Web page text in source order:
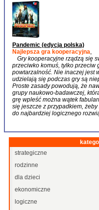
Pandemic (edycja polska)
Najlepsza gra kooperacyjna,
Gry kooperacyjne rządzą się
przeciwko komuś, tylko przeciw
powtarzalność. Nie inaczej jest
udzielają się podczas gry są
Proste zasady powodują, że
grupy naukowo-badawczej,
grę wpleść można wątek
się jeszcze z przypadkiem,
do najbardziej logicznego
strategiczne
rodzinne
dla dzieci
ekonomiczne
logiczne